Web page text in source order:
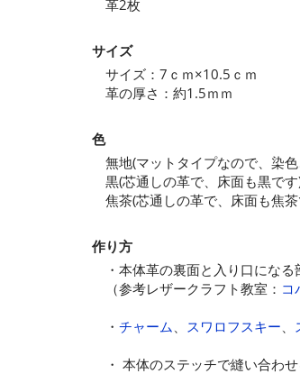
革2枚
サイズ
サイズ：7ｃｍ×10.5ｃｍ
革の厚さ：約1.5ｍｍ
色
無地(マットタイプなので、染
黒(芯通しの革で、床面も黒で
焦茶(芯通しの革で、床面も焦
作り方
・本体革の裏面と入り口にな
（参考レザークラフト教室： コ
・ チャーム、 スワロフスキー、
・ 本体のステッチで縫い合わ